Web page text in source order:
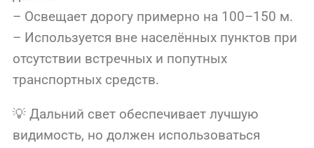
– Освещает дорогу примерно на 100–150 м.
– Используется вне населённых пунктов при
отсутствии встречных и попутных
транспортных средств.
💡 Дальний свет обеспечивает лучшую
видимость, но должен использоваться